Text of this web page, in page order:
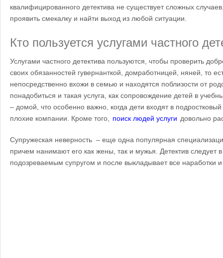
квалифицированного детектива не существует сложных
проявить смекалку и найти выход из любой ситуации.
Кто пользуется услугами частного
Услугами частного детектива пользуются, чтобы проверить
своих обязанностей гувернанткой, домработницей, няней, то
непосредственно вхожи в семью и находятся поблизости от
понадобиться и такая услуга, как сопровождение детей в
– домой, что особенно важно, когда дети входят в
плохие компании. Кроме того,
поиск людей услуги довольно
Супружеская неверность – еще одна популярная
причем нанимают его как жены, так и мужья. Детектив следует в
подозреваемым супругом и после выкладывает все наработки